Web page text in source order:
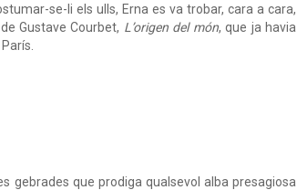
se-li els ulls, Erna es va trobar, cara a cara,
Gustave Courbet, L’origen del món, que ja havia
gebrades que prodiga qualsevol alba presagiosa